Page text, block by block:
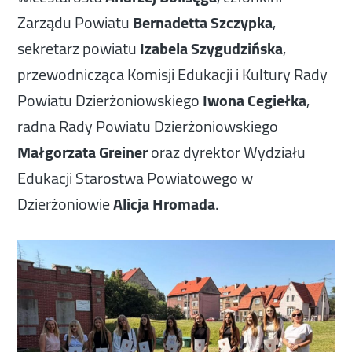
Zarządu PowiatuBernadetta Szczypka,
sekretarz powiatuIzabela Szygudzińska,
przewodnicząca Komisji Edukacji i Kultury Rady
Powiatu DzierżoniowskiegoIwona Cegiełka,
radna Rady Powiatu Dzierżoniowskiego
Małgorzata Greineroraz dyrektor Wydziału
Edukacji Starostwa Powiatowego w
DzierżoniowieAlicja Hromada.